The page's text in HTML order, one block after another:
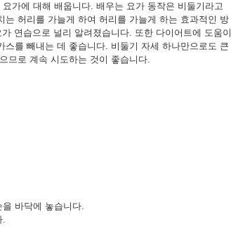
가에 대해 배웁니다. 배우는 요가 동작은 비둘기라고
허리를 가늘게 하여 허리를 가늘게 하는 효과적인 방
연습으로 널리 알려졌습니다. 또한 다이어트에 도움이
를 빼내는 데 좋습니다. 비둘기 자세 하나만으로도 큰
므로 계속 시도하는 것이 좋습니다.
바닥에 놓습니다.
.